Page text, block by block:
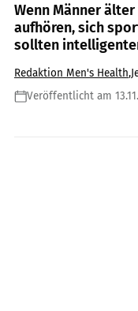
Wenn Männer
aufhören, sich
sollten
Redaktion Men's Health,
Veröffentlicht am